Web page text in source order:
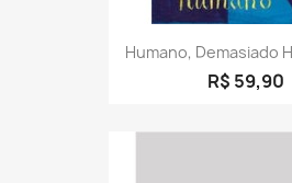
Humano, Demasiado
R$ 59,90